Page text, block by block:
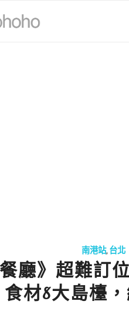
南港站,台北
廳》超難訂
食材8大島檯